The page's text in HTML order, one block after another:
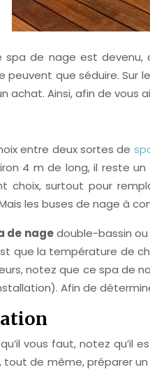
de nage est devenu,
peuvent que séduire.
achat. Ainsi, afin de
entre deux sortes de
4 m de long, il reste
choix, surtout pour
les buses de nage à
de nagedouble-bassin ou
que la température de
notez que ce spa de
Afin de
vous faut, notez qu’il
tout de même, préparer